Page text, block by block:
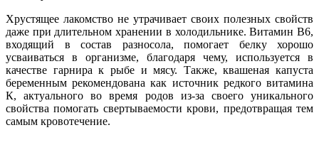
Хрустящее лакомство не утрачивает своих полезных свойств
даже при длительном хранении в холодильнике. Витамин В6,
входящий в состав разносола, помогает белку хорошо
усваиваться в организме, благодаря чему, используется в
качестве гарнира к рыбе и мясу. Также, квашеная капуста
беременным рекомендована как источник редкого витамина
К, актуального во время родов из-за своего уникального
свойства помогать свертываемости крови, предотвращая тем
самым кровотечение.